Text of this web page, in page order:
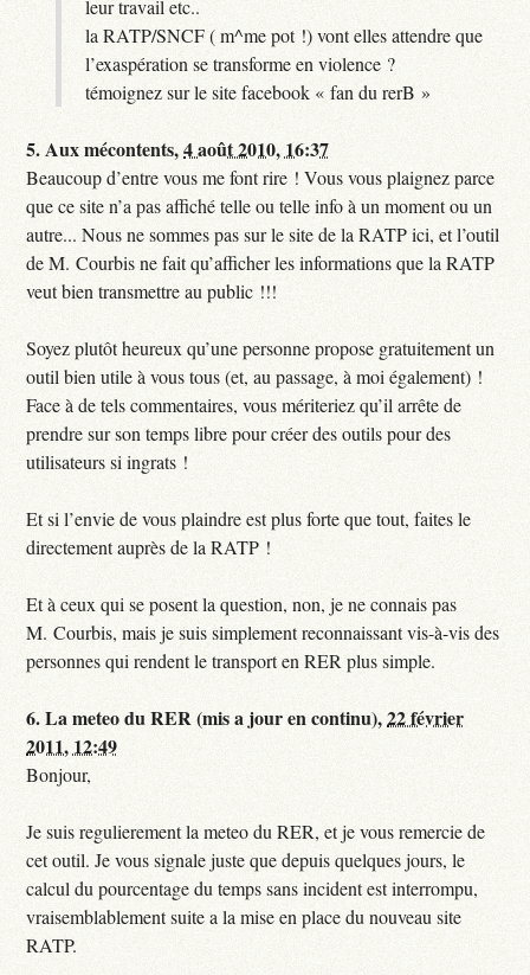
leur travail etc..
la RATP/SNCF ( m^me pot !) vont elles attendre que
l’exaspération se transforme en violence ?
témoignez sur le site facebook « fan du rerB »
5.Aux mécontents,4 août 2010, 16:37
Beaucoup d’entre vous me font rire ! Vous vous plaignez parce
que ce site n’a pas affiché telle ou telle info à un moment ou un
autre... Nous ne sommes pas sur le site de la RATP ici, et l’outil
de M. Courbis ne fait qu’afficher les informations que la RATP
veut bien transmettre au public !!!
Soyez plutôt heureux qu’une personne propose gratuitement un
outil bien utile à vous tous (et, au passage, à moi également) !
Face à de tels commentaires, vous mériteriez qu’il arrête de
prendre sur son temps libre pour créer des outils pour des
utilisateurs si ingrats !
Et si l’envie de vous plaindre est plus forte que tout, faites le
directement auprès de la RATP !
Et à ceux qui se posent la question, non, je ne connais pas
M. Courbis, mais je suis simplement reconnaissant vis-à-vis des
personnes qui rendent le transport en RER plus simple.
6.La meteo du RER (mis a jour en continu),22 février
2011, 12:49
Bonjour,
Je suis regulierement la meteo du RER, et je vous remercie de
cet outil. Je vous signale juste que depuis quelques jours, le
calcul du pourcentage du temps sans incident est interrompu,
vraisemblablement suite a la mise en place du nouveau site
RATP.